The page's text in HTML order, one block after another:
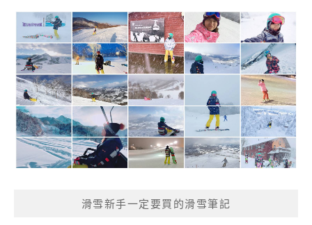
滑雪新手一定要買的滑雪筆記